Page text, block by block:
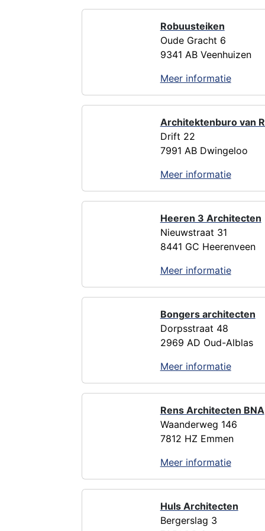
Robuusteiken
Oude Gracht 6
9341 AB Veenhuizen
Meer informatie
Architektenburo van
Drift 22
7991 AB Dwingeloo
Meer informatie
Heeren 3 Architecten
Nieuwstraat 31
8441 GC Heerenveen
Meer informatie
Bongers architecten
Dorpsstraat 48
2969 AD Oud-Alblas
Meer informatie
Rens Architecten BNA
Waanderweg 146
7812 HZ Emmen
Meer informatie
Huls Architecten
Bergerslag 3